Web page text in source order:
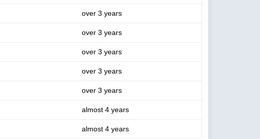
over 3 years
over 3 years
over 3 years
over 3 years
over 3 years
almost 4 years
almost 4 years